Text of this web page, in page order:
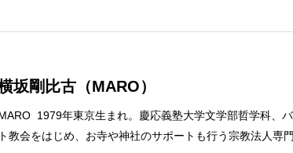
坂剛比古（MARO）
1979年東京生まれ。慶応義塾大学文学部哲学科、
ト教会をはじめ、お寺や神社のサポートも行う宗教法人専